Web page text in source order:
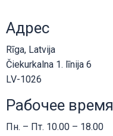
Адрес
Rīga, Latvija
Čiekurkalna 1. līnija 6
LV-1026
Рабочее время
Пн. – Пт. 10.00 – 18.00